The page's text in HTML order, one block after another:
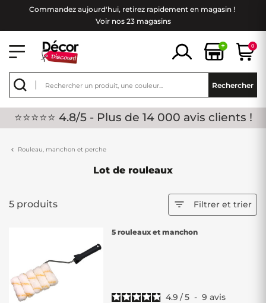
Commandez aujourd'hui, retirez rapidement en magasin !
Voir nos 23 magasins
+ 0
Rechercher
⭐⭐⭐⭐⭐ 4.8/5 - Plus de 14 000 avis clients !
Rouleau, manchon et perche
Lot de rouleaux
5 produits  Filtrer et trier
5 rouleaux et manchon
4.9 /5 - 9 avis